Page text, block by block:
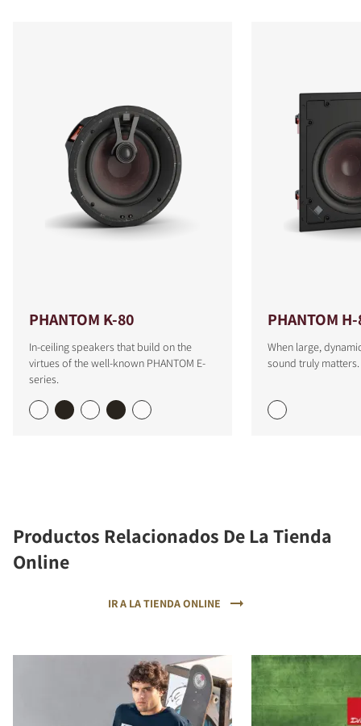
PHANTOM K-80
In-ceiling speakers that build on the
virtues of the well-known PHANTOM E-
series.
PHANTOM
When large,
sound truly matters.
Productos Relacionados De La Tienda
Online
IR A LA TIENDA ONLINE